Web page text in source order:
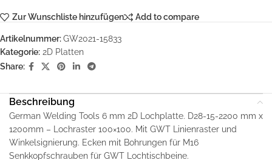
Zur Wunschliste hinzufügen Add to compare
Artikelnummer:GW2021-15833
Kategorie: 2D Platten
Share:
Beschreibung
German Welding Tools 6 mm 2D Lochplatte. D28-15-2200 mm x
1200mm – Lochraster 100×100. Mit GWT Linienraster und
Winkelsignierung. Ecken mit Bohrungen für M16
Senkkopfschrauben für GWT Lochtischbeine.